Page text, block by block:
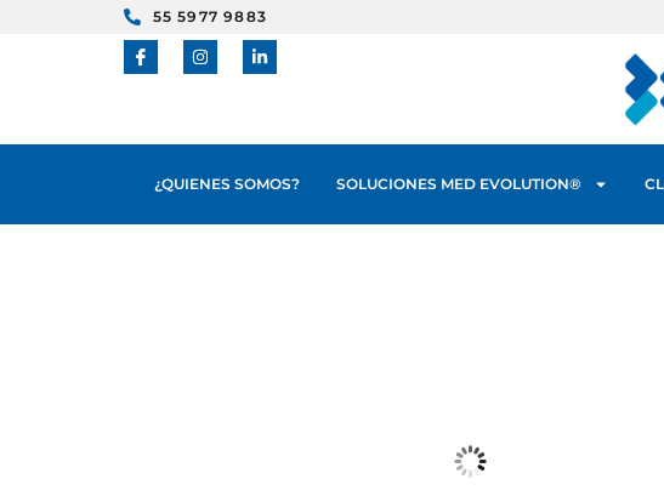
55 5977 9883
¿QUIENES SOMOS? SOLUCIONES MED EVOLUTION®️